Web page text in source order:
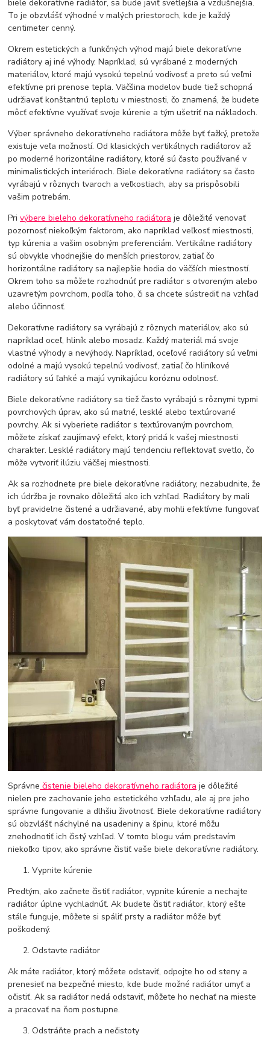
biele dekoratívne radiátor, sa bude javiť svetlejšia a vzdušnejšia.
To je obzvlášť výhodné v malých priestoroch, kde je každý
centimeter cenný.
Okrem estetických a funkčných výhod majú biele dekoratívne
radiátory aj iné výhody. Napríklad, sú vyrábané z moderných
materiálov, ktoré majú vysokú tepelnú vodivosť a preto sú veľmi
efektívne pri prenose tepla. Väčšina modelov bude tiež schopná
udržiavať konštantnú teplotu v miestnosti, čo znamená, že budete
môcť efektívne využívať svoje kúrenie a tým ušetriť na nákladoch.
Výber správneho dekoratívneho radiátora môže byť ťažký, pretože
existuje veľa možností. Od klasických vertikálnych radiátorov až
po moderné horizontálne radiátory, ktoré sú často používané v
minimalistických interiéroch. Biele dekoratívne radiátory sa často
vyrábajú v rôznych tvaroch a veľkostiach, aby sa prispôsobili
vašim potrebám.
Privýbere bieleho dekoratívneho radiátora je dôležité venovať
pozornosť niekoľkým faktorom, ako napríklad veľkosť miestnosti,
typ kúrenia a vašim osobným preferenciám. Vertikálne radiátory
sú obvykle vhodnejšie do menších priestorov, zatiaľ čo
horizontálne radiátory sa najlepšie hodia do väčších miestností.
Okrem toho sa môžete rozhodnúť pre radiátor s otvoreným alebo
uzavretým povrchom, podľa toho, či sa chcete sústrediť na vzhľad
alebo účinnosť.
Dekoratívne radiátory sa vyrábajú z rôznych materiálov, ako sú
napríklad oceľ, hliník alebo mosadz. Každý materiál má svoje
vlastné výhody a nevýhody. Napríklad, oceľové radiátory sú veľmi
odolné a majú vysokú tepelnú vodivosť, zatiaľ čo hliníkové
radiátory sú ľahké a majú vynikajúcu koróznu odolnosť.
Biele dekoratívne radiátory sa tiež často vyrábajú s rôznymi typmi
povrchových úprav, ako sú matné, lesklé alebo textúrované
povrchy. Ak si vyberiete radiátor s textúrovaným povrchom,
môžete získať zaujímavý efekt, ktorý pridá k vašej miestnosti
charakter. Lesklé radiátory majú tendenciu reflektovať svetlo, čo
môže vytvoriť ilúziu väčšej miestnosti.
Ak sa rozhodnete pre biele dekoratívne radiátory, nezabudnite, že
ich údržba je rovnako dôležitá ako ich vzhľad. Radiátory by mali
byť pravidelne čistené a udržiavané, aby mohli efektívne fungovať
a poskytovať vám dostatočné teplo.
Správne čistenie bieleho dekoratívneho radiátora je dôležité
nielen pre zachovanie jeho estetického vzhľadu, ale aj pre jeho
správne fungovanie a dlhšiu životnosť. Biele dekoratívne radiátory
sú obzvlášť náchylné na usadeniny a špinu, ktoré môžu
znehodnotiť ich čistý vzhľad. V tomto blogu vám predstavím
niekoľko tipov, ako správne čistiť vaše biele dekoratívne radiátory.
Vypnite kúrenie
Predtým, ako začnete čistiť radiátor, vypnite kúrenie a nechajte
radiátor úplne vychladnúť. Ak budete čistiť radiátor, ktorý ešte
stále funguje, môžete si spáliť prsty a radiátor môže byť
poškodený.
Odstavte radiátor
Ak máte radiátor, ktorý môžete odstaviť, odpojte ho od steny a
prenesieť na bezpečné miesto, kde bude možné radiátor umyť a
očistiť. Ak sa radiátor nedá odstaviť, môžete ho nechať na mieste
a pracovať na ňom postupne.
Odstráňte prach a nečistoty